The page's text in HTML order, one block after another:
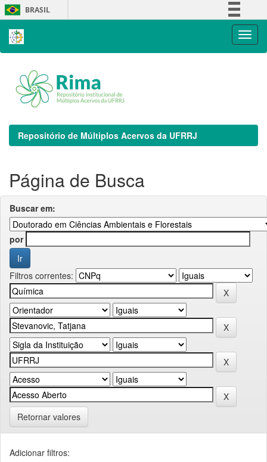
Skip
navigation
BRASIL
Repositório de Múltiplos Acervos da UFRRJ
Página de Busca
Buscar em:
por
Filtros correntes:
Retornar valores
Adicionar filtros: